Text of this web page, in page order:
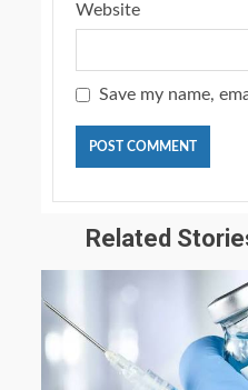
Website
Save my name,
Related